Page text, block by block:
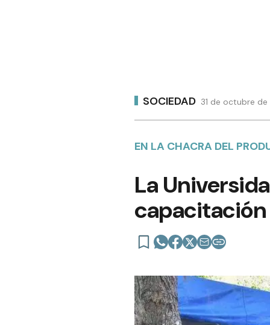
SOCIEDAD 31 de octubre
EN LA CHACRA DEL
La
capacitación